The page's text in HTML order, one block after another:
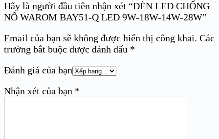
Hãy là người đầu tiên nhận xét “ĐÈN LED CHỐNG
NỔ WAROM BAY51-Q LED 9W-18W-14W-28W”
Email của bạn sẽ không được hiển thị công khai. Các
trường bắt buộc được đánh dấu *
Đánh giá của bạn
Nhận xét của bạn *